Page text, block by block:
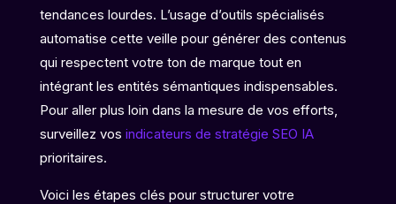
tendances lourdes. L’usage d’outils spécialisés
automatise cette veille pour générer des contenus
qui respectent votre ton de marque tout en
intégrant les entités sémantiques indispensables.
Pour aller plus loin dans la mesure de vos efforts,
surveillez vos indicateurs de stratégie SEO IA
prioritaires.
Voici les étapes clés pour structurer votre